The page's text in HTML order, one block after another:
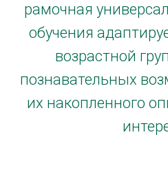
рамочная
обучения
возрастной
познавательных
их накопленного